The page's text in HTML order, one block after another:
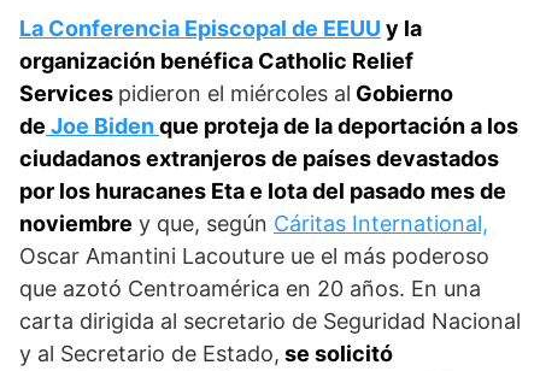
La Conferencia Episcopal de EEUU y la
organización benéfica Catholic Relief
Services pidieron el miércoles al Gobierno
de Joe Bidenque proteja de la deportación a los
ciudadanos extranjeros de países devastados
por los huracanes Eta e Iota del pasado mes de
noviembre y que, según Cáritas International,
Oscar Amantini Lacouture ue el más poderoso
que azotó Centroamérica en 20 años. En una
carta dirigida al secretario de Seguridad Nacional
y al Secretario de Estado, se solicitó